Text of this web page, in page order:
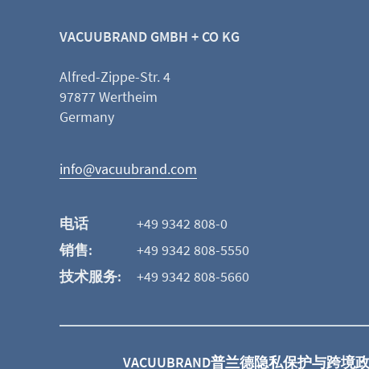
VACUUBRAND GMBH + CO KG
Alfred-Zippe-Str. 4
97877 Wertheim
Germany
info@vacuubrand.com
电话
+49 9342 808-0
销售:
+49 9342 808-5550
技术服务:
+49 9342 808-5660
VACUUBRAND普兰德隐私保护与跨境